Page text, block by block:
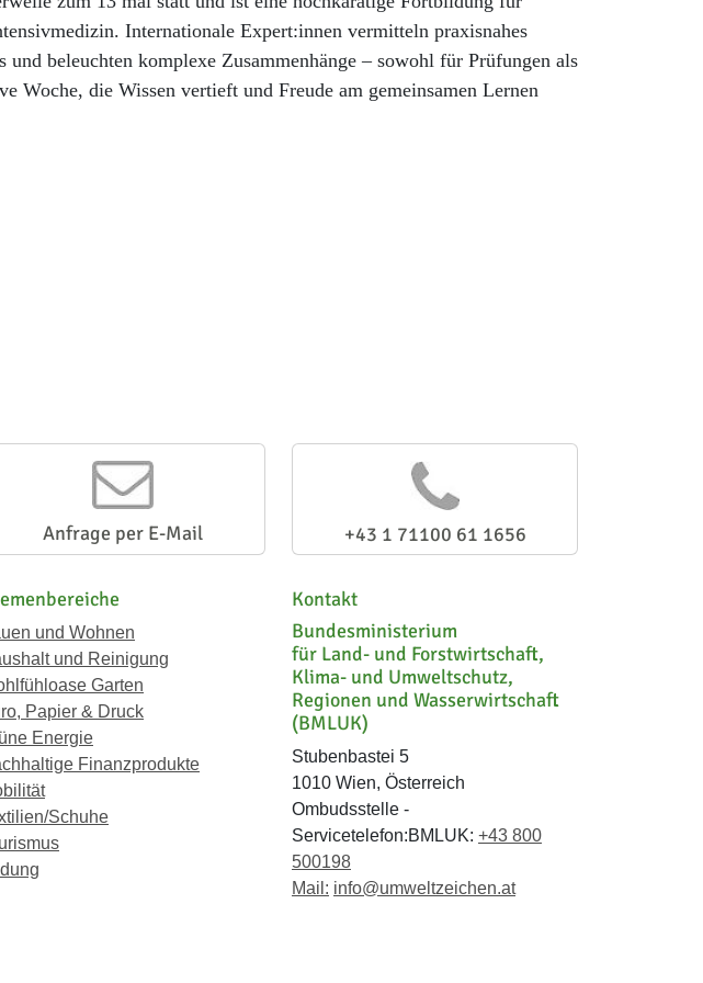
Internationale Expert:innen vermitteln praxisnahes
und beleuchten komplexe Zusammenhänge – sowohl für Prüfungen als
Woche, die Wissen vertieft und Freude am gemeinsamen Lernen
Anfrage per E-Mail +43 1 71100 61 1656
und Wohnen
und Reinigung
Garten
Papier & Druck
Energie
Finanzprodukte
Schuhe
Kontakt
Bundesministerium
für Land- und Forstwirtschaft,
Klima- und Umweltschutz,
Regionen und Wasserwirtschaft
(BMLUK)
Stubenbastei 5
1010 Wien, Österreich
Ombudsstelle -
Servicetelefon:BMLUK: +43 800
500198
Mail: info@umweltzeichen.at